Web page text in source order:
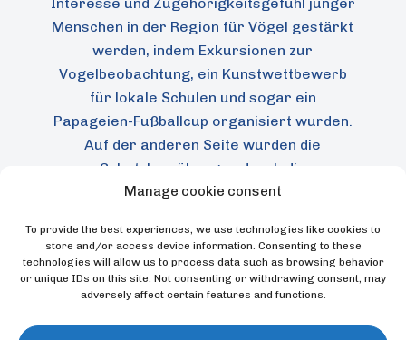
Manage cookie consent
To provide the best experiences, we use technologies like cookies to
store and/or access device information. Consenting to these
technologies will allow us to process data such as browsing behavior
or unique IDs on this site. Not consenting or withdrawing consent, may
adversely affect certain features and functions.
Menschen in der Region für Vögel gestärkt
werden, indem Exkursionen zur
Vogelbeobachtung, ein Kunstwettbewerb
für lokale Schulen und sogar ein
Papageien-Fußballcup organisiert wurden.
Auf der anderen Seite wurden die
Schutzbemühungen durch die
Verbesserung der Kapazitäten der
für eine wirksame Durchsetzung der
Rechtsvorschriften verbessert.
geförderte Projekte haben sich auf die